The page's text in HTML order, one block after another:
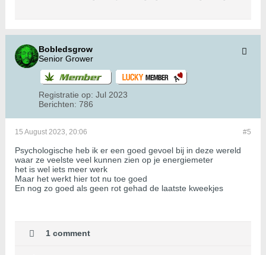
Bobledsgrow
Senior Grower
Registratie op: Jul 2023
Berichten: 786
#5
15 August 2023, 20:06
Psychologische heb ik er een goed gevoel bij in deze wereld
waar ze veelste veel kunnen zien op je energiemeter
het is wel iets meer werk
Maar het werkt hier tot nu toe goed
En nog zo goed als geen rot gehad de laatste kweekjes
1 comment